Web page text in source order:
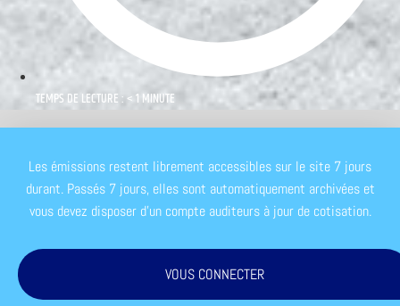
TEMPS DE LECTURE : < 1 MINUTE
Les émissions restent librement accessibles sur le site 7 jours
durant. Passés 7 jours, elles sont automatiquement archivées et
vous devez disposer d'un compte auditeurs à jour de cotisation.
VOUS CONNECTER